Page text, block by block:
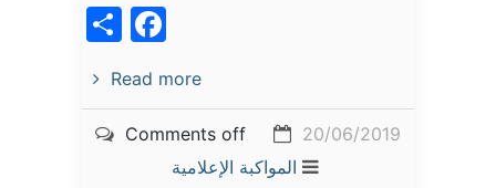
Read more
20/06/2019
Comments off
المواكبة الإعلامية